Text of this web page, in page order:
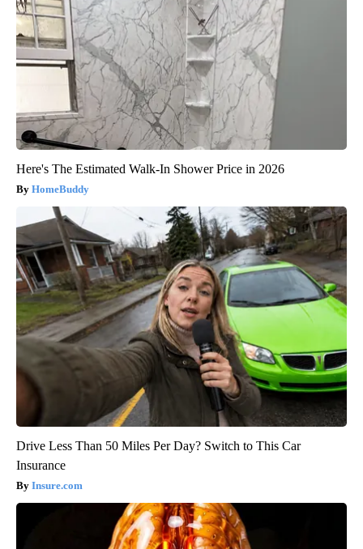
Here's The Estimated Walk-In Shower Price in 2026
HomeBuddy
Drive Less Than 50 Miles Per Day? Switch to This Car
Insurance
Insure.com